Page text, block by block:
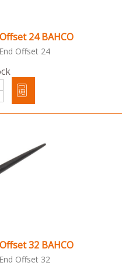
24 BAHCO
Offset 24
32 BAHCO
Offset 32